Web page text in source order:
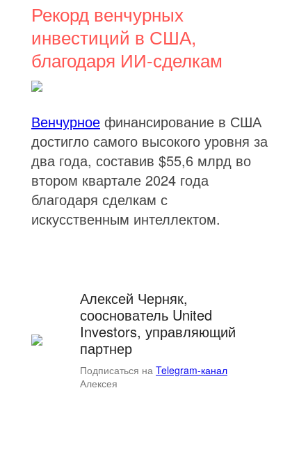
Рекорд венчурных
инвестиций в США,
благодаря ИИ-сделкам
Венчурное финансирование в США
достигло самого высокого уровня за
два года, составив $55,6 млрд во
втором квартале 2024 года
благодаря сделкам с
искусственным интеллектом.
Алексей Черняк,
сооснователь United
Investors, управляющий
партнер
Подписаться на Telegram-канал
Алексея